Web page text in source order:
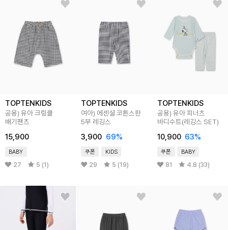
TOPTENKIDS
공용) 유아 크링클
배기팬츠
15,900
BABY
27 5 (1)
TOPTENKIDS
여아) 에센셜 코튼스판
5부 레깅스
3,900 69%
쿠폰 KIDS
29 5 (19)
TOPTENKIDS
공용) 유아 피너츠
바디수트(레깅스 SET)
10,900 63%
쿠폰 BABY
81 4.8 (33)